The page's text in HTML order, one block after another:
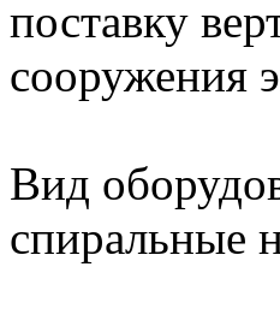
поставку
сооружения
Вид
спиральные